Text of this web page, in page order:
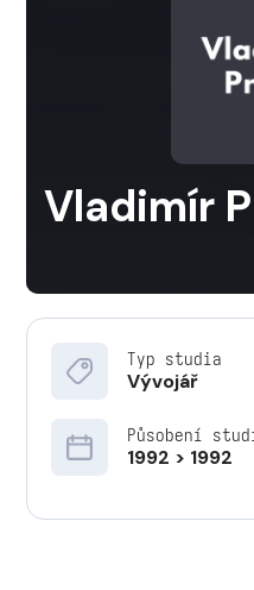
Vladimír
Typ studia
Vývojář
Působení
1992 > 1992